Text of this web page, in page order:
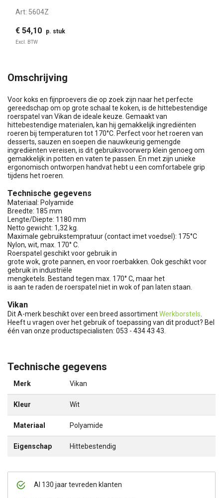
Al 130 jaar tevreden klanten
Art: 5604Z
€ 54,10 p. stuk
Excl. BTW
Omschrijving
Voor koks en fijnproevers die op zoek zijn naar het perfecte
gereedschap om op grote schaal te koken, is de hittebestendige
roerspatel van Vikan de ideale keuze. Gemaakt van
hittebestendige materialen, kan hij gemakkelijk ingrediënten
roeren bij temperaturen tot 170°C. Perfect voor het roeren van
desserts, sauzen en soepen die nauwkeurig gemengde
ingrediënten vereisen, is dit gebruiksvoorwerp klein genoeg om
gemakkelijk in potten en vaten te passen. En met zijn unieke
ergonomisch ontworpen handvat hebt u een comfortabele grip
tijdens het roeren.
Technische gegevens
Materiaal: Polyamide
Breedte: 185 mm
Lengte/Diepte: 1180 mm
Netto gewicht: 1,32 kg.
Maximale gebruikstempratuur (contact imet voedsel): 175°C
Nylon, wit, max. 170° C.
Roerspatel geschikt voor gebruik in
grote wok, grote pannen, en voor roerbakken. Ook geschikt voor
gebruik in industriële
mengketels. Bestand tegen max. 170° C, maar het
is aan te raden de roerspatel niet in wok of pan laten staan.
Vikan
Dit A-merk beschikt over een breed assortimentWerkborstels
Heeft u vragen over het gebruik of toepassing van dit product? Bel
één van onze productspecialisten: 053 - 434 43 43.
Technische gegevens
Merk Vikan
Kleur Wit
Materiaal Polyamide
Eigenschap Hittebestendig